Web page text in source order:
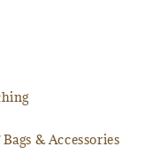
& Accessories